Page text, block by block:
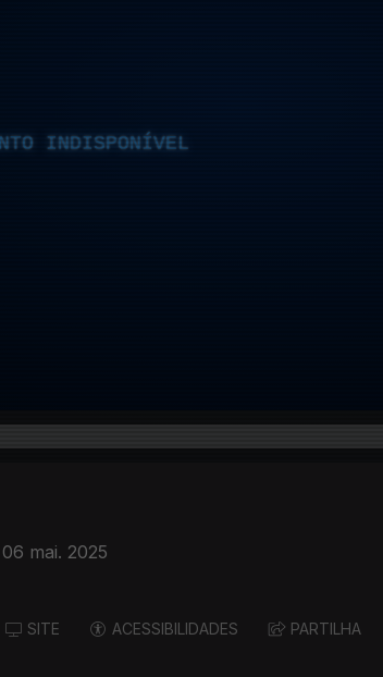
INDISPONÍVEL
06 mai. 2025
SITE ACESSIBILIDADES PARTILHA